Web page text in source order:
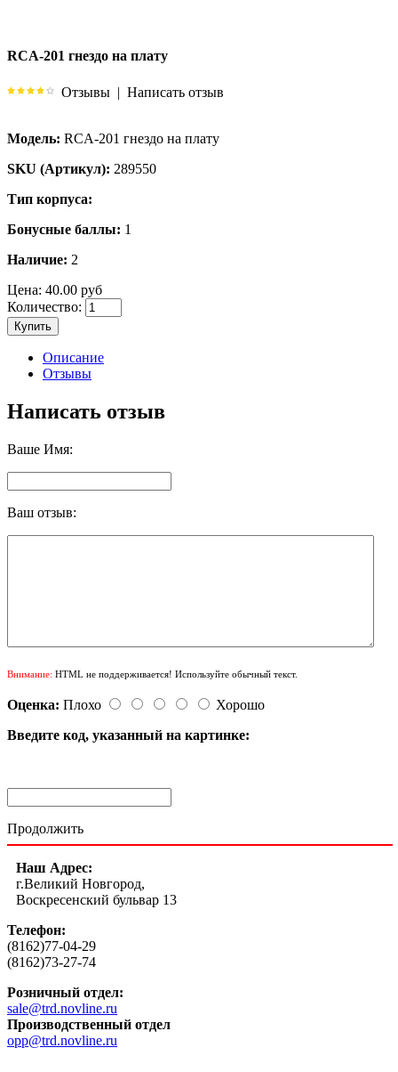
RCA-201 гнездо на плату
Отзывы | Написать отзыв
Модель: RCA-201 гнездо на плату
SKU (Артикул): 289550
Тип корпуса:
Бонусные баллы: 1
Наличие: 2
Цена: 40.00 руб
Количество:
Купить
Описание
Отзывы
Написать отзыв
Ваше Имя:
Ваш отзыв:
Внимание: HTML не поддерживается! Используйте обычный текст.
Оценка: Плохо
Хорошо
Введите код, указанный на картинке:
Продолжить
Наш Адрес:
г.Великий Новгород,
Воскресенский бульвар 13
Телефон:
(8162)77-04-29
(8162)73-27-74
Розничный отдел:
sale@trd.novline.ru
Производственный отдел
opp@trd.novline.ru